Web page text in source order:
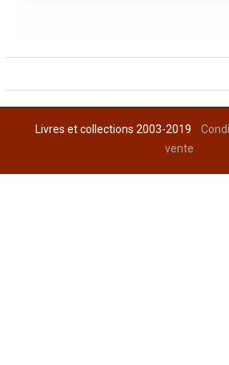
Livres et collections 2003-2019
vente